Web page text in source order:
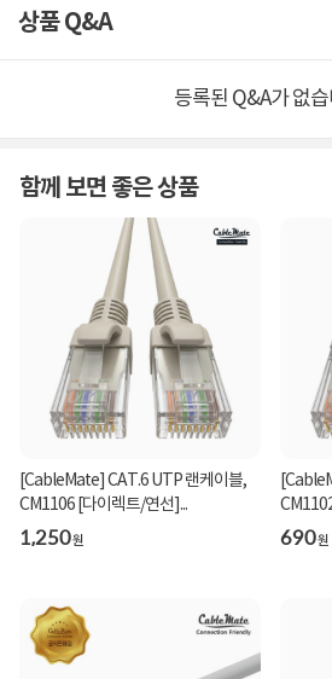
상품 Q&A
등록된 Q&A가 없
함께 보면 좋은 상품
[CableMate] CAT.6 UTP 랜케이블,
CM1106 [다이렉트/연선]...
1,250원 690원